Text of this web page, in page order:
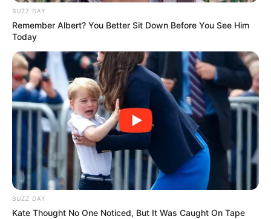
Πανεπιστημιούπολη
Ταυτοποιήθηκε η 57χρονη γυναίκα που
βρέθηκε νεκρή σε σπηλιά στον
Λυκαβηττό – Πτώση από ύψος δείχνουν
τα ευρήματα
Μακάβριο εύρημα: Σορός άνδρα σε
προχωρημένη σήψη στον Λυκαβηττό
Δείτε όλες τις τελευταίες Ειδήσεις
από την Ελλάδα και
BUZZ DAY
Remember Albert? You Better Sit Down Before You See Him
Today
BUZZ DAY
Kate Thought No One Noticed, But It Was Caught On Tape